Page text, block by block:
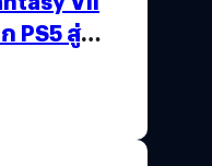
PS5 สู่